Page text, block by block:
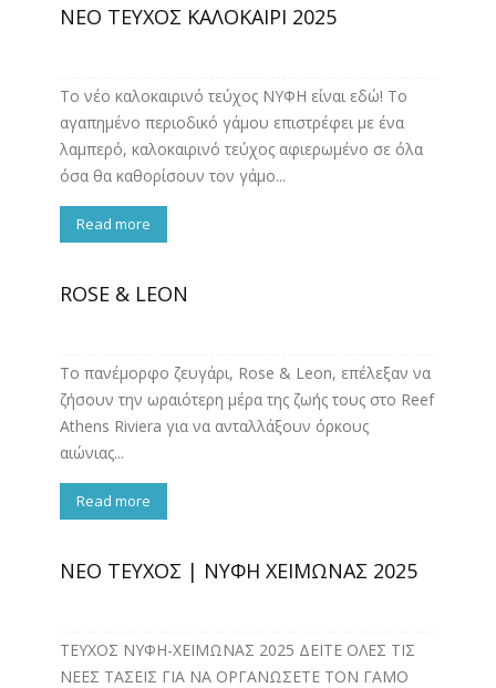
ΝΕΟ ΤΕΥΧΟΣ ΚΑΛΟΚΑΙΡΙ 2025
Το νέο καλοκαιρινό τεύχος ΝΥΦΗ είναι εδώ! Το
αγαπημένο περιοδικό γάμου επιστρέφει με ένα
λαμπερό, καλοκαιρινό τεύχος αφιερωμένο σε όλα
όσα θα καθορίσουν τον γάμο...
Read more
ROSE & LEON
Το πανέμορφο ζευγάρι, Rose & Leon, επέλεξαν να
ζήσουν την ωραιότερη μέρα της ζωής τους στο Reef
Athens Riviera για να ανταλλάξουν όρκους
αιώνιας...
Read more
ΝΕΟ ΤΕΥΧΟΣ | ΝΥΦΗ ΧΕΙΜΩΝΑΣ 2025
ΤΕΥΧΟΣ ΝΥΦΗ-ΧΕΙΜΩΝΑΣ 2025 ΔΕΙΤΕ ΟΛΕΣ ΤΙΣ
ΝΕΕΣ ΤΑΣΕΙΣ ΓΙΑ ΝΑ ΟΡΓΑΝΩΣΕΤΕ ΤΟΝ ΓΑΜΟ